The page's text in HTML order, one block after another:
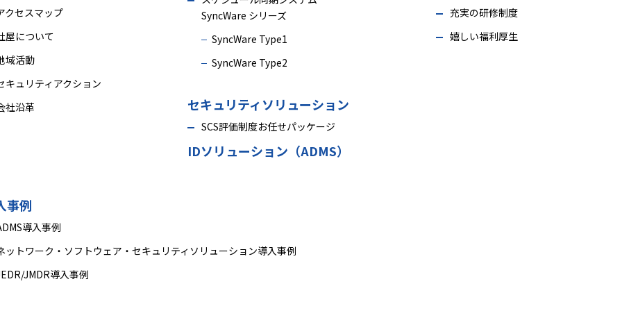
クセスマップ
屋について
域活動
キュリティアクション
社沿革
SyncWare シリーズ
SyncWare Type1
SyncWare Type2
セキュリティソリューション
SCS評価制度お任せパッケージ
IDソリューション（ADMS）
充実の研修制度
嬉しい福利厚生
事例
導入事例
ットワーク・ソフトウェア・セキュリティソリューション導入事例
JMDR導入事例